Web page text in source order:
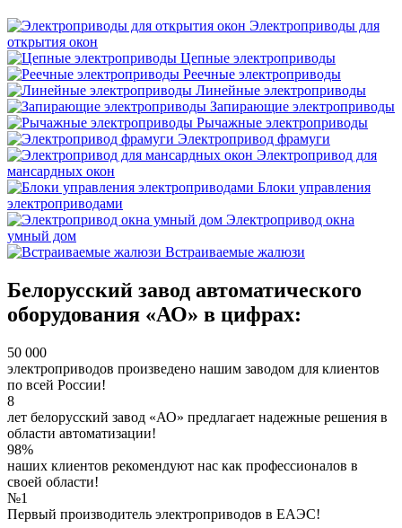
Электроприводы для
открытия окон
Цепные электроприводы
Реечные электроприводы
Линейные электроприводы
Запирающие электроприводы
Рычажные электроприводы
Электропривод фрамуги
Электропривод для
мансардных окон
Блоки управления
электроприводами
Электропривод окна
умный дом
Встраиваемые жалюзи
Белорусский завод автоматического
оборудования «АО» в цифрах:
50 000
электроприводов произведено нашим заводом для клиентов
по всей России!
8
лет белорусский завод «АО» предлагает надежные решения в
области автоматизации!
98%
наших клиентов рекомендуют нас как профессионалов в
своей области!
№1
Первый производитель электроприводов в ЕАЭС!